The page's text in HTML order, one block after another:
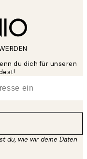
du dich für unseren
du, wie wir deine Daten